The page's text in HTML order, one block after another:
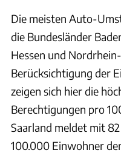
Die meisten Auto-
die Bundesländer
Hessen und
Berücksichtigung der
zeigen sich hier die
Berechtigungen pro
Saarland meldet mit
100.000 Einwohner